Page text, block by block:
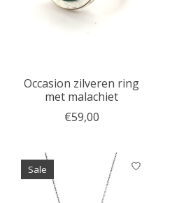
Occasion zilveren ring
met malachiet
€59,00
Sale